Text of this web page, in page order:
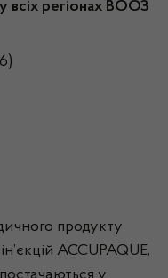
всіх регіонах ВООЗ
продукту
ACCUPAQUE,